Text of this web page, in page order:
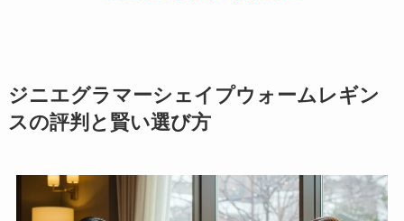
ジニエグラマーシェイプウォームレギン
スの評判と賢い選び方